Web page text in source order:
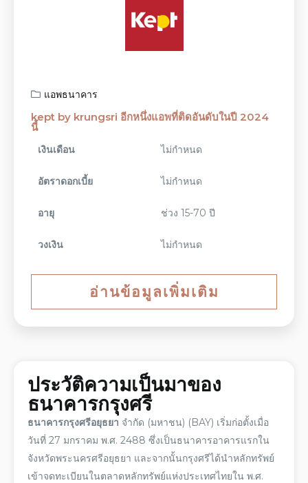
แอพธนาคาร
kept by krungsri อีกหนึ่งแอพที่ติดอันดับในปี 2024
นี้
เงินเดือน ไม่กำหนด
อัตราดอกเบี้ย ไม่กำหนด
อายุ ช่วง 15-70 ปี
วงเงิน ไม่กำหนด
อ่านข้อมูลเพิ่มเติม
ประวัติความเป็นมาของ
ธนาคารกรุงศรี
ธนาคารกรุงศรีอยุธยา จำกัด (มหาชน) (BAY) เริ่มก่อตั้งเมื่อ
วันที่ 27 มกราคม พ.ศ. 2488 ซึ่งเป็นธนาคารอาคารแรกใน
จังหวัดพระนครศรีอยุธยา และจากนั้นกรุงศรีได้นำหลักทรัพย์
เข้าจดทะเบียนในตลาดหลักทรัพย์แห่งประเทศไทยใน พ.ศ.